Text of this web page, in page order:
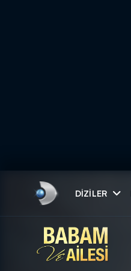
DIZILER